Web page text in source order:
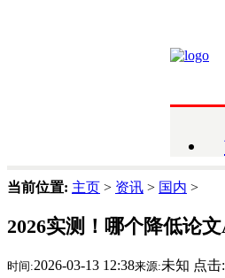
当前位置: 主页 > 资讯 > 国内 >
2026实测！哪个降低论
时间:2026-03-13 12:38来源:未知 点击: